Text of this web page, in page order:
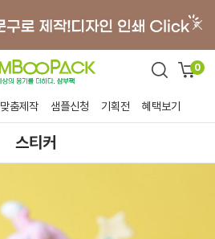
0
맞춤제작 샘플신청 기획전 혜택보기
스티커